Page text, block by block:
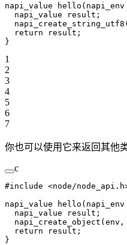
napi_value
hello (napi_env
  napi_value result;
  napi_create_string_utf8
  return
result;
}
1
2
3
4
5
6
7
你也可以使用它来返回其他
c
#include <node/
napi_value
hello (napi_env
  napi_value result;
  napi_create_object
(env,
  return
result;
}